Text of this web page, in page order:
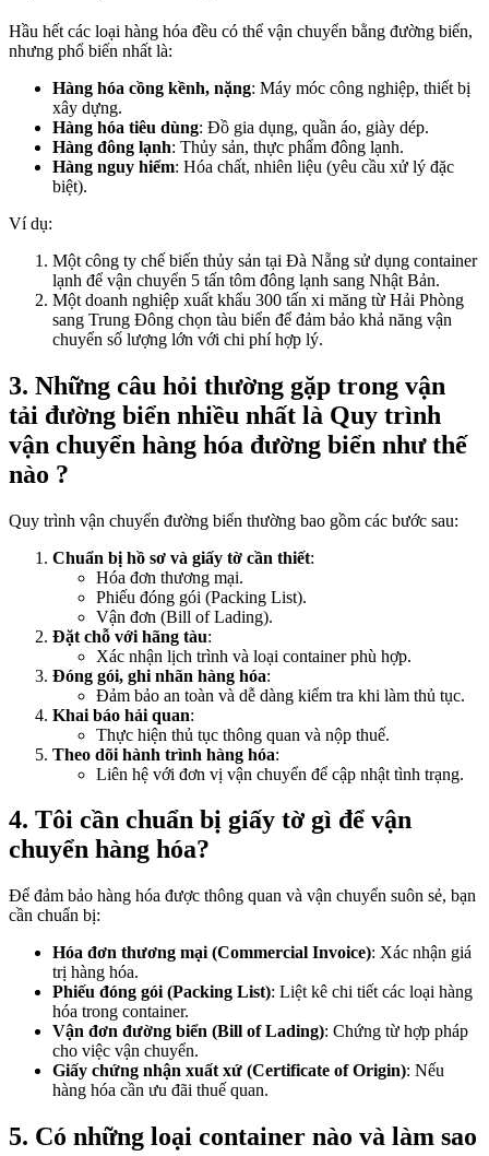
Hầu hết các loại hàng hóa đều có thể vận chuyển bằng đường biển,
nhưng phổ biến nhất là:
Hàng hóa cồng kềnh, nặng: Máy móc công nghiệp, thiết bị
xây dựng.
Hàng hóa tiêu dùng: Đồ gia dụng, quần áo, giày dép.
Hàng đông lạnh: Thủy sản, thực phẩm đông lạnh.
Hàng nguy hiểm: Hóa chất, nhiên liệu (yêu cầu xử lý đặc
biệt).
Ví dụ:
Một công ty chế biến thủy sản tại Đà Nẵng sử dụng container
lạnh để vận chuyển 5 tấn tôm đông lạnh sang Nhật Bản.
Một doanh nghiệp xuất khẩu 300 tấn xi măng từ Hải Phòng
sang Trung Đông chọn tàu biển để đảm bảo khả năng vận
chuyển số lượng lớn với chi phí hợp lý.
3. Những câu hỏi thường gặp trong vận
tải đường biển nhiều nhất là Quy trình
vận chuyển hàng hóa đường biển như thế
nào ?
Quy trình vận chuyển đường biển thường bao gồm các bước sau:
Chuẩn bị hồ sơ và giấy tờ cần thiết:
Hóa đơn thương mại.
Phiếu đóng gói (Packing List).
Vận đơn (Bill of Lading).
Đặt chỗ với hãng tàu:
Xác nhận lịch trình và loại container phù hợp.
Đóng gói, ghi nhãn hàng hóa:
Đảm bảo an toàn và dễ dàng kiểm tra khi làm thủ tục.
Khai báo hải quan:
Thực hiện thủ tục thông quan và nộp thuế.
Theo dõi hành trình hàng hóa:
Liên hệ với đơn vị vận chuyển để cập nhật tình trạng.
4. Tôi cần chuẩn bị giấy tờ gì để vận
chuyển hàng hóa?
Để đảm bảo hàng hóa được thông quan và vận chuyển suôn sẻ, bạn
cần chuẩn bị:
Hóa đơn thương mại (Commercial Invoice): Xác nhận giá
trị hàng hóa.
Phiếu đóng gói (Packing List): Liệt kê chi tiết các loại hàng
hóa trong container.
Vận đơn đường biển (Bill of Lading): Chứng từ hợp pháp
cho việc vận chuyển.
Giấy chứng nhận xuất xứ (Certificate of Origin): Nếu
hàng hóa cần ưu đãi thuế quan.
5. Có những loại container nào và làm sao